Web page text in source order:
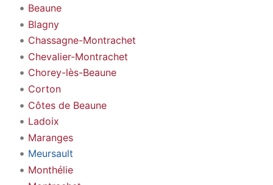
Beaune
Blagny
Chassagne-Montrachet
Chevalier-Montrachet
Chorey-lès-Beaune
Corton
Côtes de Beaune
Ladoix
Maranges
Meursault
Monthélie